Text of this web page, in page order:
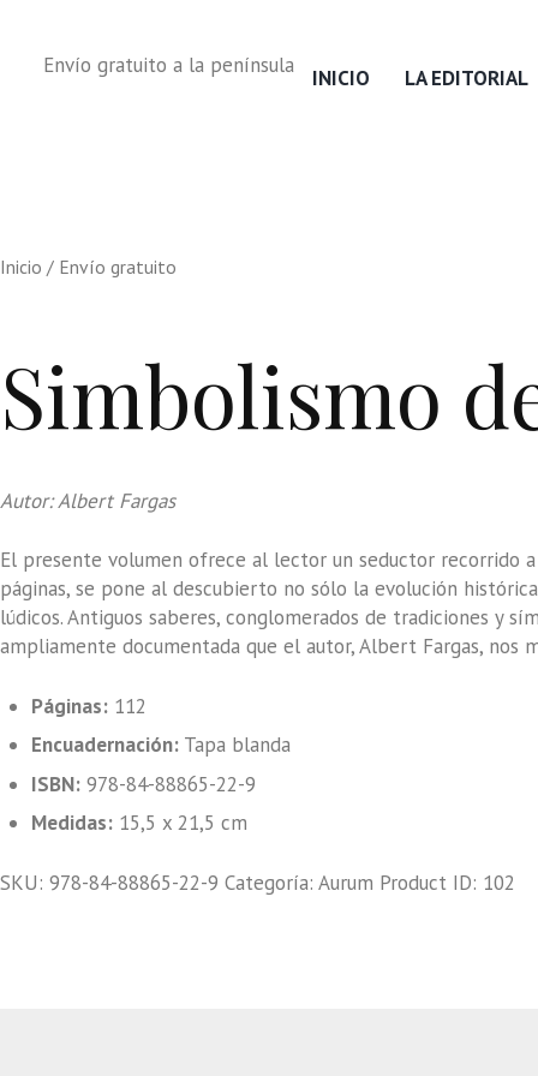
Envío gratuito a la península
INICIO LA EDITORIAL
Inicio / Envío gratuito
Simbolismo
Autor: Albert Fargas
El presente volumen ofrece al lector un seductor recorrido a
páginas, se pone al descubierto no sólo la evolución
lúdicos. Antiguos saberes, conglomerados de tradiciones y
ampliamente documentada que el autor, Albert Fargas, nos
Páginas:112
Encuadernación:Tapa blanda
ISBN:978-84-88865-22-9
Medidas:15,5 x 21,5 cm
SKU: 978-84-88865-22-9 Categoría: Aurum Product ID: 102